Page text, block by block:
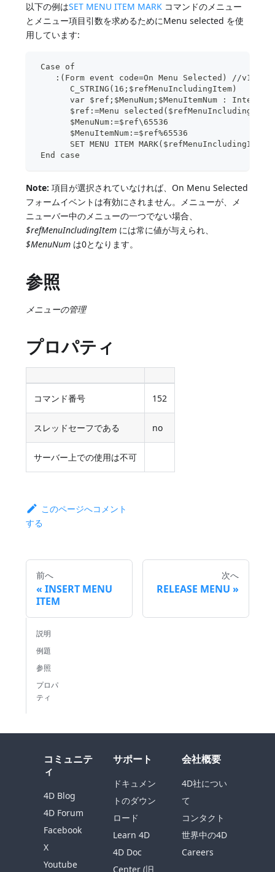
以下の例はSET MENU ITEM MARK コマンドのメニュー
とメニュー項目引数を求めるためにMenu selected を使
用しています:
Case of
:(Form event code=On Menu Selected) //v17 以前
C_STRING(16;$refMenuIncludingItem)
var $ref;$MenuNum;$MenuItemNum : Integer
$ref:=Menu
$MenuNum:=$ref\65536
$MenuItemNum:=$ref%65536
SET MENU ITEM
End case
Note: 項目が選択されていなければ、On Menu Selected
フォームイベントは有効にされません。メニューが、メ
ニューバー中のメニューの一つでない場合、
$refMenuIncludingItem には常に値が与えられ、
$MenuNum は0となります。
参照
メニューの管理
プロパティ
コマンド番号 152
スレッドセーフである no
サーバー上での使用は不可
このページへコメント
する
前へ
INSERT MENU
ITEM
次へ
RELEASE MENU
説明
例題
参照
プロパ
ティ
コミュニテ
ィ
4D Blog
4D Forum
Facebook
X
Youtube
サポート
ドキュメン
トのダウン
ロード
Learn 4D
4D Doc
Center (旧
会社概要
4D社につい
て
コンタクト
世界中の4D
Careers